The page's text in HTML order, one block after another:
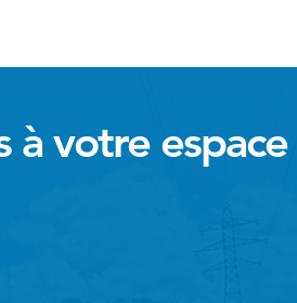
à votre espace